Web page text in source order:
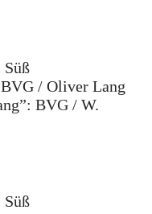
/ Oliver Lang
BVG / W.